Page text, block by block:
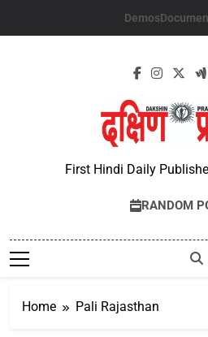
Demos
First Hindi Daily
RANDOM
Home Pali Rajasthan